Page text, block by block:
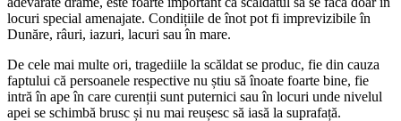
locuri special amenajate. Condițiile de înot pot fi imprevizibile în
Dunăre, râuri, iazuri, lacuri sau în mare.
De cele mai multe ori, tragediile la scăldat se produc, fie din cauza
faptului că persoanele respective nu știu să înoate foarte bine, fie
intră în ape în care curenții sunt puternici sau în locuri unde nivelul
apei se schimbă brusc și nu mai reușesc să iasă la suprafață.